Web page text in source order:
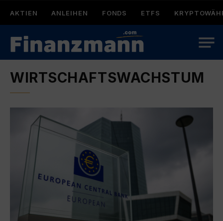
AKTIEN ANLEIHEN FONDS ETFS
WIRTSCHAFTSWACHSTUM